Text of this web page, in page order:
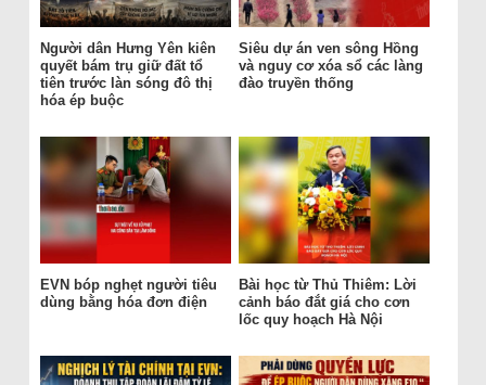
Người dân Hưng Yên kiên
quyết bám trụ giữ đất tổ
tiên trước làn sóng đô thị
hóa ép buộc
Siêu dự án ven sông Hồng
và nguy cơ xóa sổ các làng
đào truyền thống
EVN bóp nghẹt người tiêu
dùng bằng hóa đơn điện
Bài học từ Thủ Thiêm: Lời
cảnh báo đắt giá cho cơn
lốc quy hoạch Hà Nội